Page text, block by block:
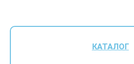
КАТАЛОГ